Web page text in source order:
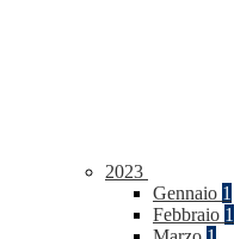
2023
Gennaio 1
Febbraio 1